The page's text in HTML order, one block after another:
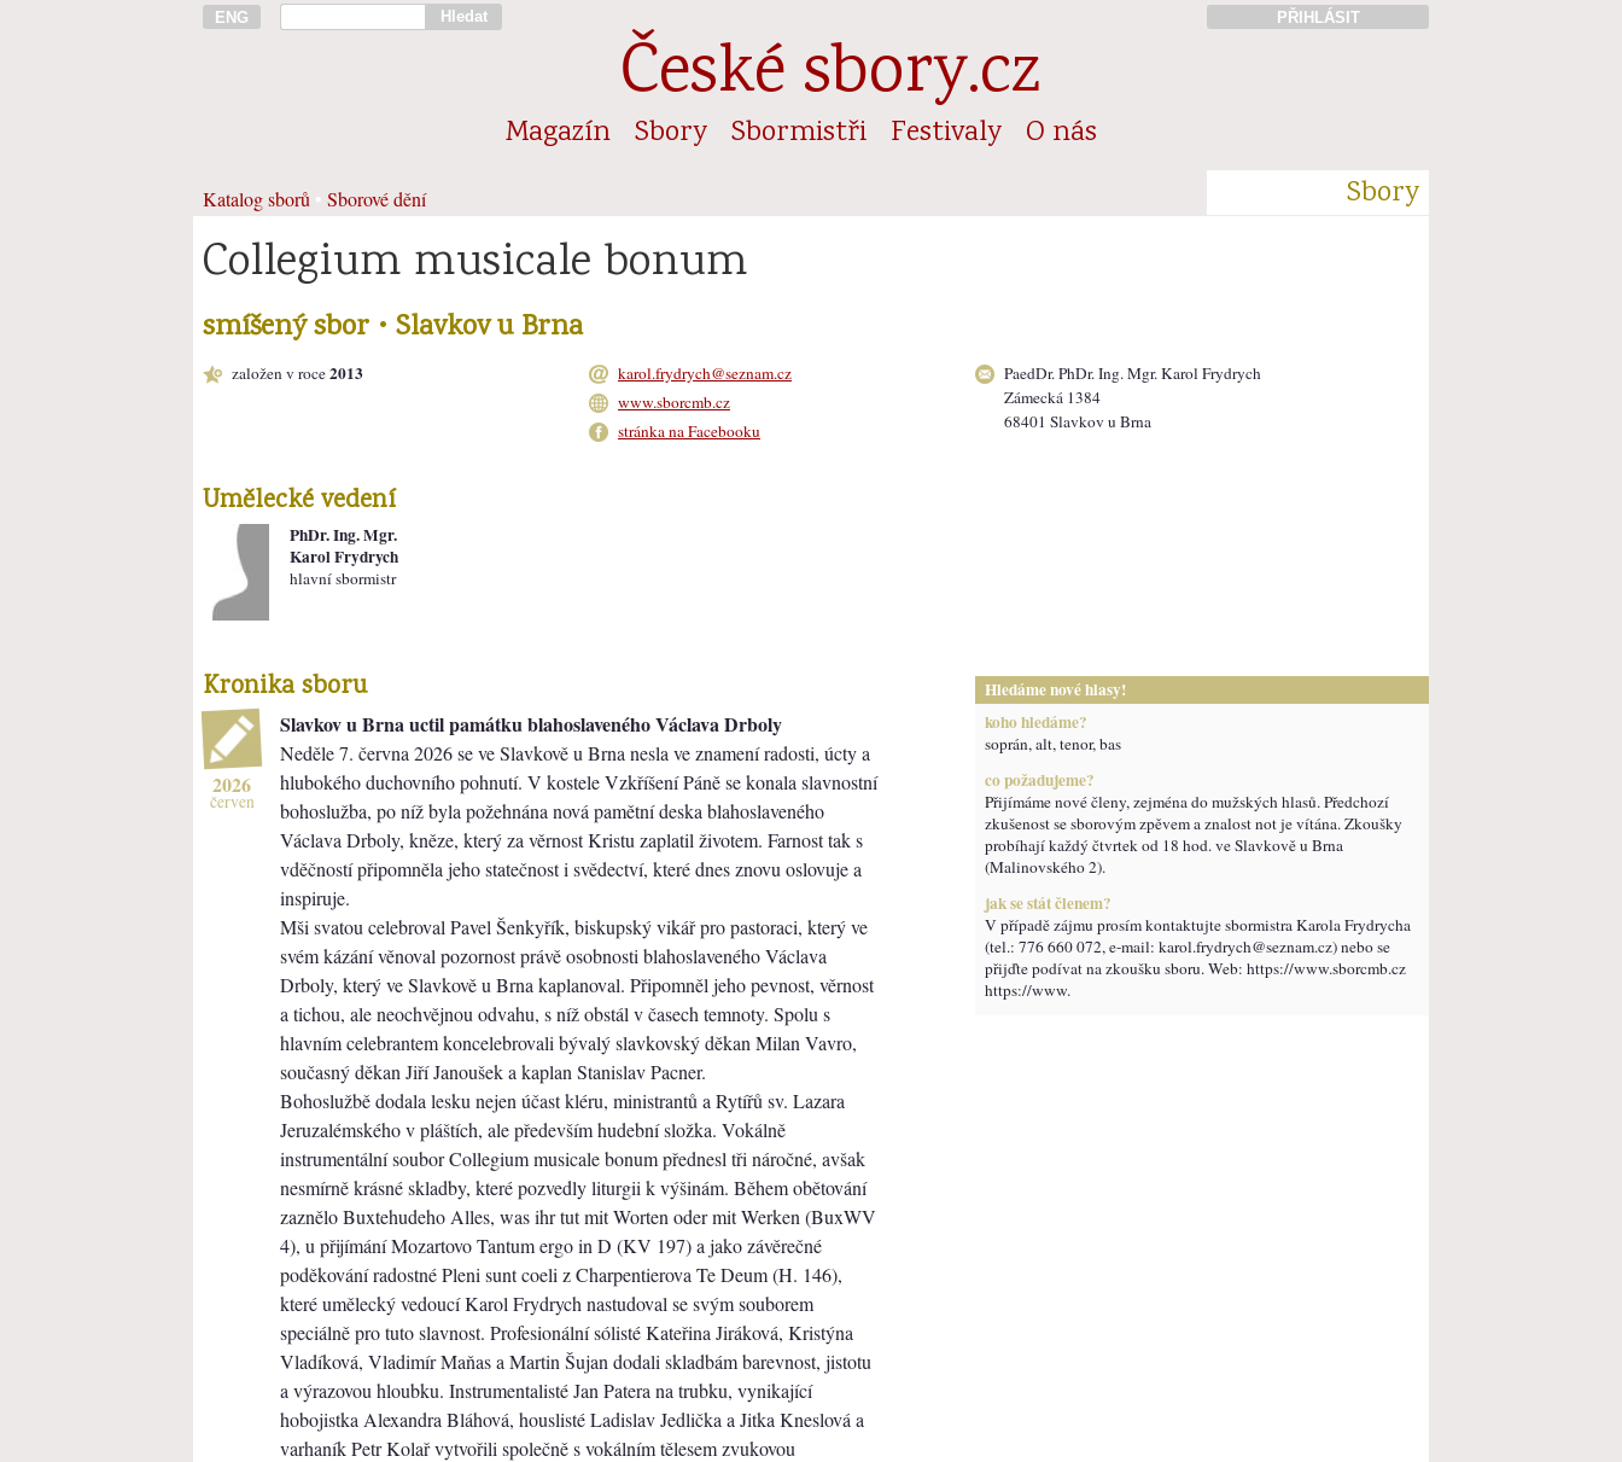
ENG Hledat PŘIHLÁSIT
České sbory.cz
Magazín Sbory Sbormistři Festivaly O nás
Katalog sborů Sborové dění Sbory
Collegium musicale bonum
smíšený sbor • Slavkov u Brna
založen v roce2013
karol.frydrych@seznam.cz
www.sborcmb.cz
stránka na Facebooku
PaedDr. PhDr. Ing. Mgr. Karol Frydrych
Zámecká 1384
68401 Slavkov u Brna
Umělecké vedení
PhDr. Ing. Mgr.
Karol Frydrych
hlavní sbormistr
Kronika sboru
2026
červen
Slavkov u Brna uctil památku blahoslaveného Václava Drboly
Neděle 7. června 2026 se ve Slavkově u Brna nesla ve znamení radosti, úcty a
hlubokého duchovního pohnutí. V kostele Vzkříšení Páně se konala slavnostní
bohoslužba, po níž byla požehnána nová pamětní deska blahoslaveného
Václava Drboly, kněze, který za věrnost Kristu zaplatil životem. Farnost tak s
vděčností připomněla jeho statečnost i svědectví, které dnes znovu oslovuje a
inspiruje.
Mši svatou celebroval Pavel Šenkyřík, biskupský vikář pro pastoraci, který ve
svém kázání věnoval pozornost právě osobnosti blahoslaveného Václava
Drboly, který ve Slavkově u Brna kaplanoval. Připomněl jeho pevnost, věrnost
a tichou, ale neochvějnou odvahu, s níž obstál v časech temnoty. Spolu s
hlavním celebrantem koncelebrovali bývalý slavkovský děkan Milan Vavro,
současný děkan Jiří Janoušek a kaplan Stanislav Pacner.
Bohoslužbě dodala lesku nejen účast kléru, ministrantů a Rytířů sv. Lazara
Jeruzalémského v pláštích, ale především hudební složka. Vokálně
instrumentální soubor Collegium musicale bonum přednesl tři náročné, avšak
nesmírně krásné skladby, které pozvedly liturgii k výšinám. Během obětování
zaznělo Buxtehudeho Alles, was ihr tut mit Worten oder mit Werken (BuxWV
4), u přijímání Mozartovo Tantum ergo in D (KV 197) a jako závěrečné
poděkování radostné Pleni sunt coeli z Charpentierova Te Deum (H. 146),
které umělecký vedoucí Karol Frydrych nastudoval se svým souborem
speciálně pro tuto slavnost. Profesionální sólisté Kateřina Jiráková, Kristýna
Vladíková, Vladimír Maňas a Martin Šujan dodali skladbám barevnost, jistotu
a výrazovou hloubku. Instrumentalisté Jan Patera na trubku, vynikající
hobojistka Alexandra Bláhová, houslisté Ladislav Jedlička a Jitka Kneslová a
varhaník Petr Kolař vytvořili společně s vokálním tělesem zvukovou
Hledáme nové hlasy!
koho hledáme?
soprán, alt, tenor, bas
co požadujeme?
Přijímáme nové členy, zejména do mužských hlasů. Předchozí
zkušenost se sborovým zpěvem a znalost not je vítána. Zkoušky
probíhají každý čtvrtek od 18 hod. ve Slavkově u Brna
(Malinovského 2).
jak se stát členem?
V případě zájmu prosím kontaktujte sbormistra Karola Frydrycha
(tel.: 776 660 072, e-mail: karol.frydrych@seznam.cz) nebo se
přijďte podívat na zkoušku sboru. Web: https://www.sborcmb.cz
https://www.